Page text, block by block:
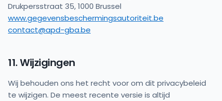
www.gegevensbeschermingsautoriteit.be
contact@apd-gba.be
11. Wijzigingen
Wij behouden ons het recht voor om dit privacybeleid
te wijzigen. De meest recente versie is altijd